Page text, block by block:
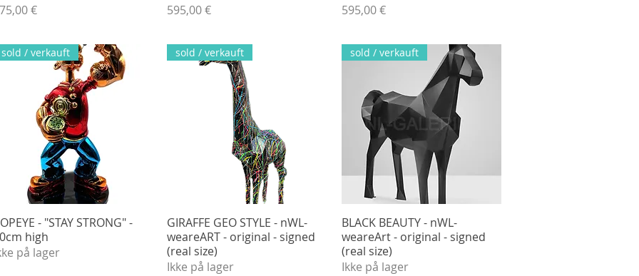
€
Pris
595,00 €
Pris
595,00 €
Hurtigvisning
sold / verkauft
- "STAY STRONG" -
high
på lager
Hurtigvisning
sold / verkauft
GIRAFFE GEO STYLE - nWL-
weareART - original - signed
(real size)
Ikke på lager
Hurtigvisning
sold / verkauft
BLACK BEAUTY - nWL-
weareArt - original - signed
(real size)
Ikke på lager